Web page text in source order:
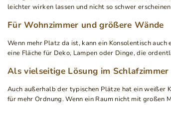
leichter wirken lassen und nicht so schwer
Für Wohnzimmer und größere Wände
Wenn mehr Platz da ist, kann ein Konsolentisch
eine Fläche für Deko, Lampen oder Dinge, die
Als vielseitige Lösung im
Auch außerhalb der typischen Plätze hat ein weißer
für mehr Ordnung. Wenn ein Raum nicht mit